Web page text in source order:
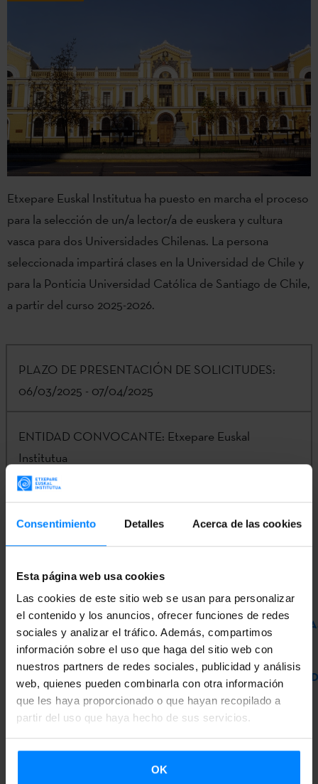
Consentimiento Detalles Acerca de las cookies
Esta página web usa cookies
Las cookies de este sitio web se usan para personalizar
el contenido y los anuncios, ofrecer funciones de redes
sociales y analizar el tráfico. Además, compartimos
información sobre el uso que haga del sitio web con
nuestros partners de redes sociales, publicidad y análisis
web, quienes pueden combinarla con otra información
que les haya proporcionado o que hayan recopilado a
partir del uso que haya hecho de sus servicios.
OK
Etxepare Euskal Institutua ha puesto en marcha el proceso
para la selección de un/a lector/a de euskera y cultura
vasca para dos Universidades Chilenas. La persona
seleccionada impartirá clases en la Universidad de Chile y
para la Ponticia Universidad Católica de Santiago de Chile,
a partir del curso 2025-2026.
PLAZO DE PRESENTACIÓN DE SOLICITUDES:
06/03/2025 - 07/04/2025
ENTIDAD CONVOCANTE: Etxepare Euskal
Institutua
CONTACTO:Eneko Agirre |
irakurletzak@etxepare.eus| (+34) 943 02 34 07
LISTA PROVISIONAL DE ADMITIDOS/AS Y EXCLUÍDOS/
LISTA DEFINITIVA DE PERSONAS ADMITIDAS Y